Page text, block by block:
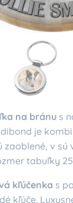
na bránu s
je
zaoblené, v sú
tabuľky
kľúčenka s
kľúče.